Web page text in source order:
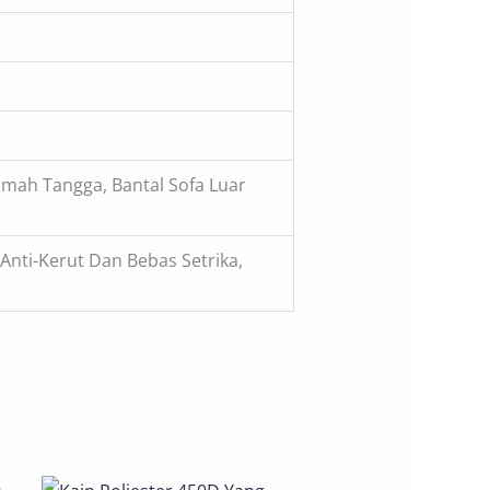
Tangga, Bantal Sofa Luar
Kerut Dan Bebas Setrika,